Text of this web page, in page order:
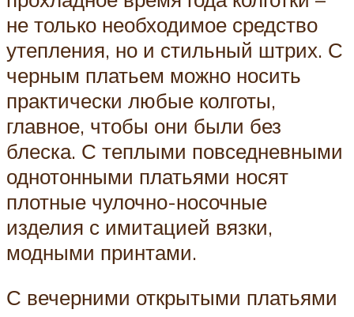
не только необходимое средство
утепления, но и стильный штрих. С
черным платьем можно носить
практически любые колготы,
главное, чтобы они были без
блеска. С теплыми повседневными
однотонными платьями носят
плотные чулочно-носочные
изделия с имитацией вязки,
модными принтами.
С вечерними открытыми платьями